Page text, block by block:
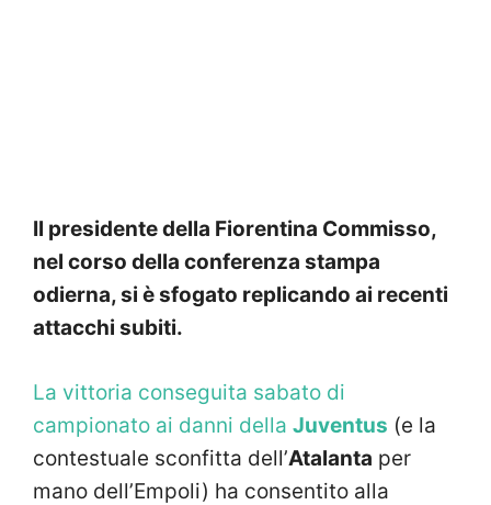
Il presidente della Fiorentina Commisso,
nel corso della conferenza stampa
odierna, si è sfogato replicando ai recenti
attacchi subiti.
La vittoria conseguita sabato di
campionato ai danni della Juventus (e la
contestuale sconfitta dell’Atalanta per
mano dell’Empoli) ha consentito alla